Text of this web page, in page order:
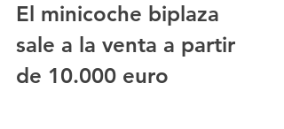
El minicoche biplaza
sale a la venta a partir
de 10.000 euro